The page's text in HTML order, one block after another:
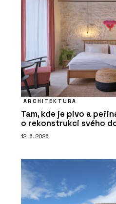
ARCHITEKTURA
Tam, kde je pivo a
o rekonstrukci svého
12. 6. 2026